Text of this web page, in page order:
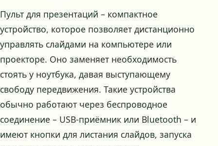
Пульт для презентаций – компактное
устройство, которое позволяет дистанционно
управлять слайдами на компьютере или
проекторе. Оно заменяет необходимость
стоять у ноутбука, давая выступающему
свободу передвижения. Такие устройства
обычно работают через беспроводное
соединение – USB-приёмник или Bluetooth – и
имеют кнопки для листания слайдов, запуска